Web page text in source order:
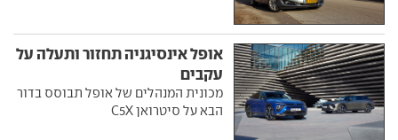
אופל אינסיגניה תחזור ותעלה על
עקבים
מכונית המנהלים של אופל תבוסס בדור
הבא על סיטרואן C5X